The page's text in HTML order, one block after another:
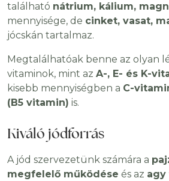
található nátrium, kálium,
mennyisége, de cinket, vasat,
jócskán tartalmaz.
Megtalálhatóak benne az olyan
vitaminok, mint az A-, E- és K-
kisebb mennyiségben a C-
(B5 vitamin) is.
Kiváló jódforrás
A jód szervezetünk számára a
megfelelő működése és az agy